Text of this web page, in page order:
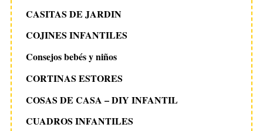
d
e
e
n
t
r
a
d
CASITAS DE JARDIN
COJINES INFANTILES
Consejos bebés y niños
CORTINAS ESTORES
COSAS DE CASA – DIY INFANTIL
CUADROS INFANTILES
c
h
o
: